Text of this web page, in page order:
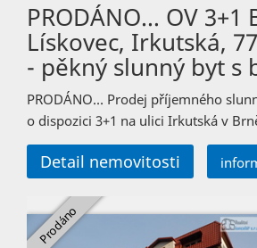
PRODÁNO… OV 3+1
Lískovec, Irkutská,
- pěkný slunný byt s
PRODÁNO… Prodej příjemného
o dispozici 3+1 na ulici Irkutská v
Detail nemovitosti